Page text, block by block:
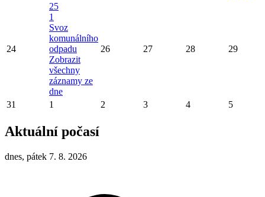
24
25
1
Svoz
komunálního
odpadu
Zobrazit
všechny
záznamy ze
dne
26 27 28 29
31 1 2 3 4 5
Aktuální počasí
dnes, pátek 7. 8. 2026